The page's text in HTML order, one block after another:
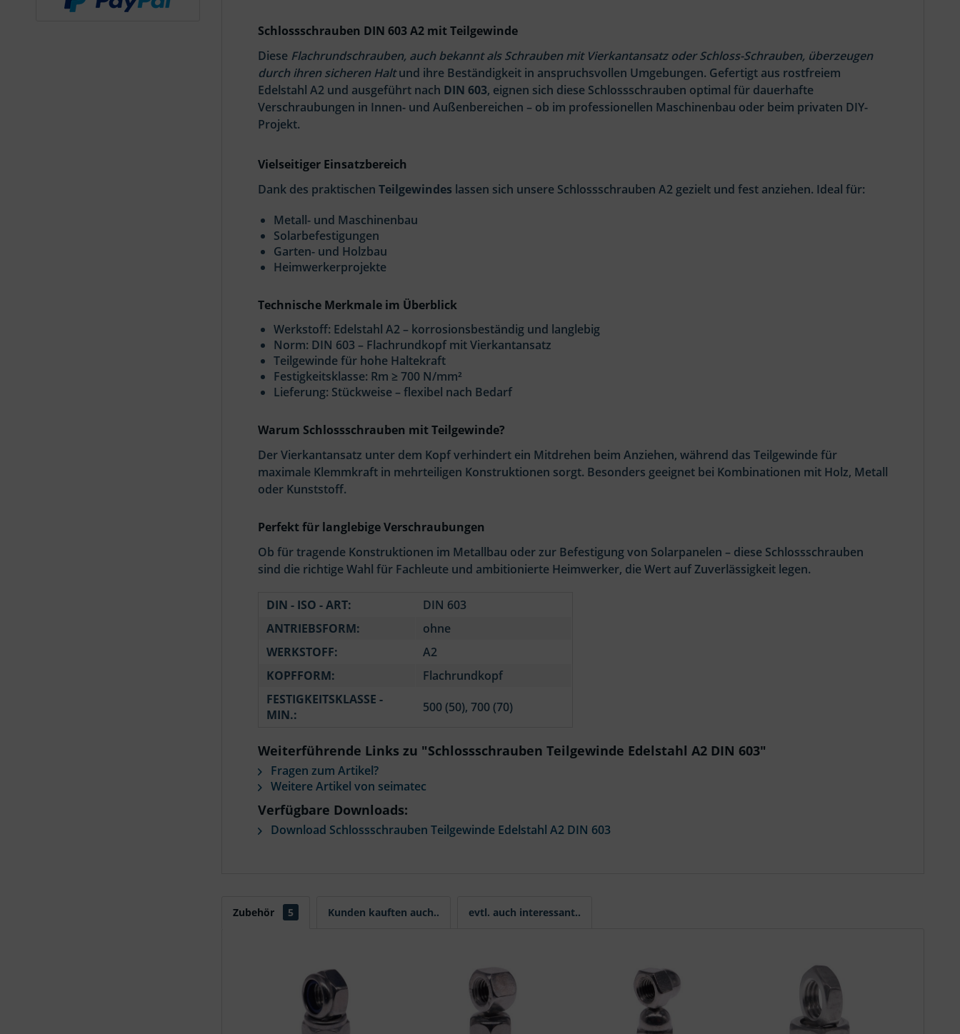
Schlossschrauben DIN 603 A2 mit Teilgewinde
Diese Flachrundschrauben, auch bekannt als Schrauben mit Vierkantansatz oder Schloss-Schrauben, überzeugen
durch ihren sicheren Haltund ihre Beständigkeit in anspruchsvollen Umgebungen. Gefertigt aus rostfreiem
Edelstahl A2 und ausgeführt nach DIN 603, eignen sich diese Schlossschrauben optimal für dauerhafte
Verschraubungen in Innen- und Außenbereichen – ob im professionellen Maschinenbau oder beim privaten DIY-
Projekt.
Vielseitiger Einsatzbereich
Dank des praktischen Teilgewindes lassen sich unsere Schlossschrauben A2 gezielt und fest anziehen. Ideal für:
Metall- und Maschinenbau
Solarbefestigungen
Garten- und Holzbau
Heimwerkerprojekte
Technische Merkmale im Überblick
Werkstoff: Edelstahl A2 – korrosionsbeständig und langlebig
Norm: DIN 603 – Flachrundkopf mit Vierkantansatz
Teilgewinde für hohe Haltekraft
Festigkeitsklasse: Rm ≥ 700 N/mm²
Lieferung: Stückweise – flexibel nach Bedarf
Warum Schlossschrauben mit Teilgewinde?
Der Vierkantansatz unter dem Kopf verhindert ein Mitdrehen beim Anziehen, während das Teilgewinde für
maximale Klemmkraft in mehrteiligen Konstruktionen sorgt. Besonders geeignet bei Kombinationen mit Holz, Metall
oder Kunststoff.
Perfekt für langlebige Verschraubungen
Ob für tragende Konstruktionen im Metallbau oder zur Befestigung von Solarpanelen – diese Schlossschrauben
sind die richtige Wahl für Fachleute und ambitionierte Heimwerker, die Wert auf Zuverlässigkeit legen.
DIN - ISO - ART:
DIN 603
ANTRIEBSFORM:
ohne
WERKSTOFF:
A2
KOPFFORM:
Flachrundkopf
FESTIGKEITSKLASSE -
MIN.:
500 (50), 700 (70)
Weiterführende Links zu "Schlossschrauben Teilgewinde Edelstahl A2 DIN 603"
Fragen zum Artikel?
Weitere Artikel von seimatec
Verfügbare Downloads:
Download Schlossschrauben Teilgewinde Edelstahl A2 DIN 603
Zubehör 5 Kunden kauften auch.. evtl. auch interessant..